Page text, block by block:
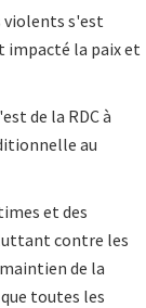
violents s'est
impacté la paix et
de la RDC à
au
et des
contre les
de la
toutes les